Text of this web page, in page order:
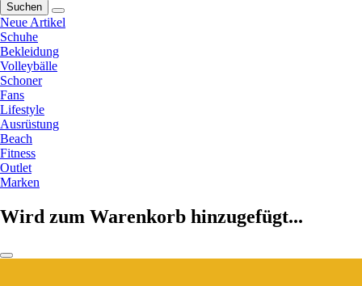
Suchen
Neue Artikel
Schuhe
Bekleidung
Volleybälle
Schoner
Fans
Lifestyle
Ausrüstung
Beach
Fitness
Outlet
Marken
Wird zum Warenkorb hinzugefügt...